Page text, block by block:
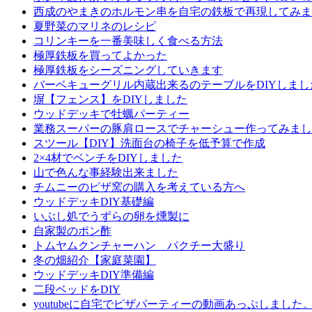
西成のやまきのホルモン串を自宅の鉄板で再現してみま
夏野菜のマリネのレシピ
コリンキーを一番美味しく食べる方法
極厚鉄板を買ってよかった
極厚鉄板をシーズニングしていきます
バーベキューグリル内蔵出来るのテーブルをDIYしまし
塀【フェンス】をDIYしました
ウッドデッキで牡蠣パーティー
業務スーパーの豚肩ロースでチャーシュー作ってみまし
スツール【DIY】洗面台の椅子を低予算で作成
2×4材でベンチをDIYしました
山で色んな事経験出来ました
チムニーのピザ窯の購入を考えている方へ
ウッドデッキDIY基礎編
いぶし処でうずらの卵を燻製に
自家製のポン酢
トムヤムクンチャーハン パクチー大盛り
冬の畑紹介【家庭菜園】
ウッドデッキDIY準備編
二段ベッドをDIY
youtubeに自宅でピザパーティーの動画あっぷしました。